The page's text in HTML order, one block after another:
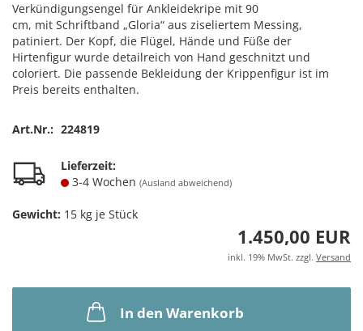
Verkündigungsengel für Ankleidekripe mit 90
cm, mit Schriftband „Gloria“ aus ziseliertem Messing,
patiniert. Der Kopf, die Flügel, Hände und Füße der
Hirtenfigur wurde detailreich von Hand geschnitzt und
coloriert. Die passende Bekleidung der Krippenfigur ist im
Preis bereits enthalten.
Art.Nr.: 224819
Lieferzeit:
3-4 Wochen (Ausland abweichend)
Gewicht: 15 kg je Stück
1.450,00 EUR
inkl. 19% MwSt. zzgl. Versand
In den Warenkorb